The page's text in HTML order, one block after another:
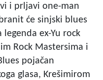
i prljavi one-man
će sinjski blues
legenda ex-Yu rock
Rock Mastersima i
pojačan
glasa, Krešimirom